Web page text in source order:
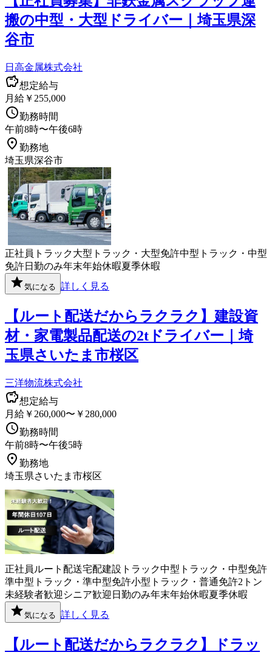
搬の中型・大型ドライバー｜埼玉県深
谷市
日高金属株式会社
想定給与
月給￥255,000
勤務時間
午前8時〜午後6時
勤務地
埼玉県深谷市
正社員 トラック大型トラック・大型免許中型トラック・中型
免許日勤のみ年末年始休暇夏季休暇
気になる 詳しく見る
【ルート配送だからラクラク】建設資
材・家電製品配送の2tドライバー｜埼
玉県さいたま市桜区
三洋物流株式会社
想定給与
月給￥260,000〜￥280,000
勤務時間
午前8時〜午後5時
勤務地
埼玉県さいたま市桜区
正社員 ルート配送宅配建設 トラック中型トラック・中型免許
準中型トラック・準中型免許小型トラック・普通免許2トン
未経験者歓迎 シニア歓迎 日勤のみ年末年始休暇夏季休暇
気になる 詳しく見る
【ルート配送だからラクラク】ドラッ